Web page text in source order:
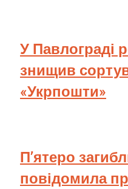
У Павлограді
знищив
«Укрпошти»
П’ятеро
повідомила